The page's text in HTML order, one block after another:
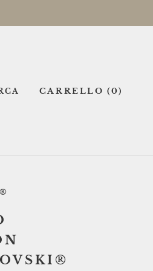
CARRELLO (0)